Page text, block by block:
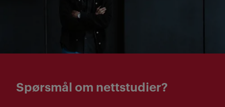
Spørsmål om nettstudier?